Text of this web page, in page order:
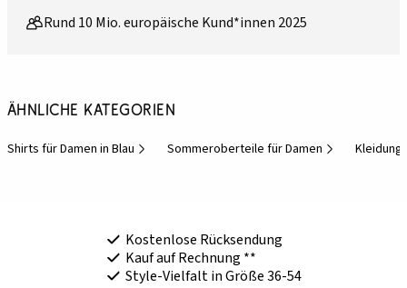
Rund 10 Mio. europäische Kund*innen 2025
Ähnliche Kategorien
Shirts für Damen in Blau Sommeroberteile für Damen Kleidung
Kostenlose Rücksendung
Kauf auf Rechnung **
Style-Vielfalt in Größe 36-54